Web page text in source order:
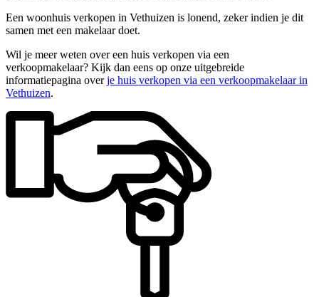
Een woonhuis verkopen in Vethuizen is lonend, zeker indien je dit
samen met een makelaar doet.
Wil je meer weten over een huis verkopen via een
verkoopmakelaar? Kijk dan eens op onze uitgebreide
informatiepagina overje huis verkopen via een verkoopmakelaar in
Vethuizen.